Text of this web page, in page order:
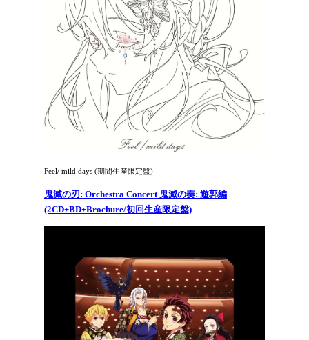
Feel/ mild days (期間生産限定盤)
鬼滅の刃: Orchestra Concert 鬼滅の奏: 遊郭編
(2CD+BD+Brochure/初回生産限定盤)